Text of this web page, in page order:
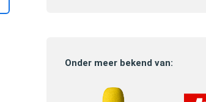
Onder meer bekend van: